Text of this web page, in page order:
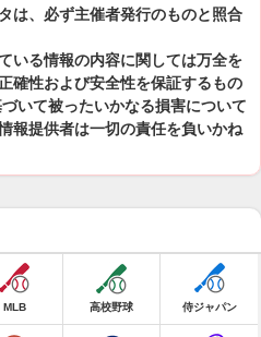
は、必ず主催者発行のものと照合
いる情報の内容に関しては万全を
確性および安全性を保証するもの
いて被ったいかなる損害について
報提供者は一切の責任を負いかね
MLB 高校野球 侍ジャパン